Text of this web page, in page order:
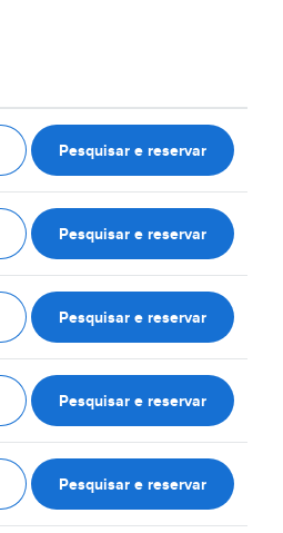
Pesquisar e reservar
Pesquisar e reservar
Pesquisar e reservar
Pesquisar e reservar
Pesquisar e reservar